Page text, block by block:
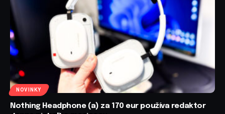
NOVINKY
Nothing Headphone (a) za 170 eur používa redaktor